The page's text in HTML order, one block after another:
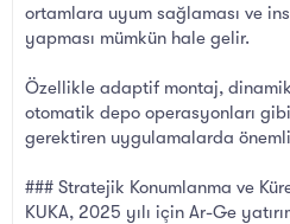
ortamlara uyum sağlaması ve
yapması mümkün hale gelir.
Özellikle adaptif montaj,
otomatik depo operasyonları
gerektiren uygulamalarda
### Stratejik Konumlanma ve
KUKA, 2025 yılı için Ar-Ge